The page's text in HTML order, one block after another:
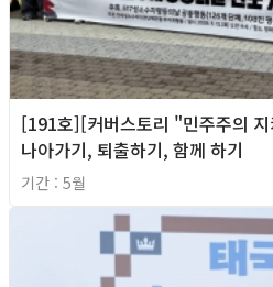
[191호][커버스토리 "민주주의
나아가기, 퇴출하기, 함께 하기
기간 : 5월